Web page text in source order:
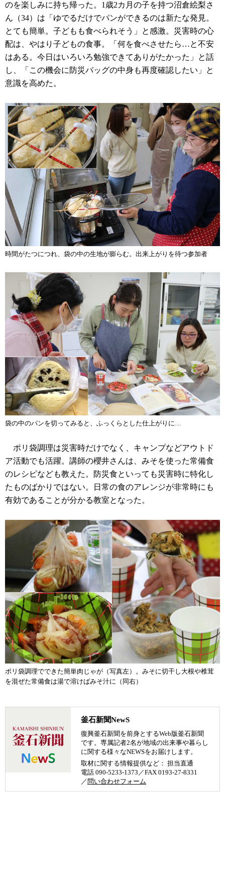
のを楽しみに持ち帰った。1歳2カ月の子を持つ沼倉絵梨さ
ん（34）は「ゆでるだけでパンができるのは新たな発見。
とても簡単。子どもも食べられそう」と感激。災害時の心
配は、やはり子どもの食事。「何を食べさせたら…と不安
はある。今日はいろいろ勉強できてありがたかった」と話
し、「この機会に防災バッグの中身も再度確認したい」と
意識を高めた。
時間がたつにつれ、袋の中の生地が膨らむ。出来上がりを待つ参加者
袋の中のパンを切ってみると、ふっくらとした仕上がりに…
ポリ袋調理は災害時だけでなく、キャンプなどアウトド
ア活動でも活躍。講師の櫻井さんは、みそを使った常備食
のレシピなども教えた。防災食といっても災害時に特化し
たものばかりではない。日常の食のアレンジが非常時にも
有効であることが分かる教室となった。
ポリ袋調理でできた簡単肉じゃが（写真左）。みそに切干し大根や椎茸
を混ぜた常備食は湯で溶けばみそ汁に（同右）
釜石新聞NewS
復興釜石新聞を前身とするWeb版釜石新聞
です。専属記者2名が地域の出来事や暮らし
に関する様々なNEWSをお届けします。
取材に関する情報提供など： 担当直通
電話 090-5233-1373／FAX 0193-27-8331
／ 問い合わせフォーム